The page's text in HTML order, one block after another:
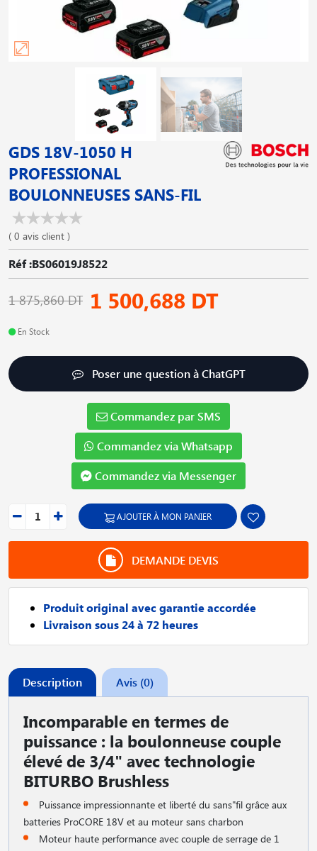
GDS 18V-1050 H
PROFESSIONAL
BOULONNEUSES SANS-FIL
( 0 avis client )
Réf :BS06019J8522
1 875,860 DT 1 500,688 DT
En Stock
Poser une question à ChatGPT
Commandez par SMS
Commandez via Whatsapp
Commandez via Messenger
AJOUTER À MON PANIER
DEMANDE DEVIS
Produit original avec garantie accordée
Livraison sous 24 à 72 heures
Description Avis (0)
Incomparable en termes de
puissance : la boulonneuse couple
élevé de 3/4" avec technologie
BITURBO Brushless
Puissance impressionnante et liberté du sans"fil grâce aux
batteries ProCORE 18V et au moteur sans charbon
Moteur haute performance avec couple de serrage de 1